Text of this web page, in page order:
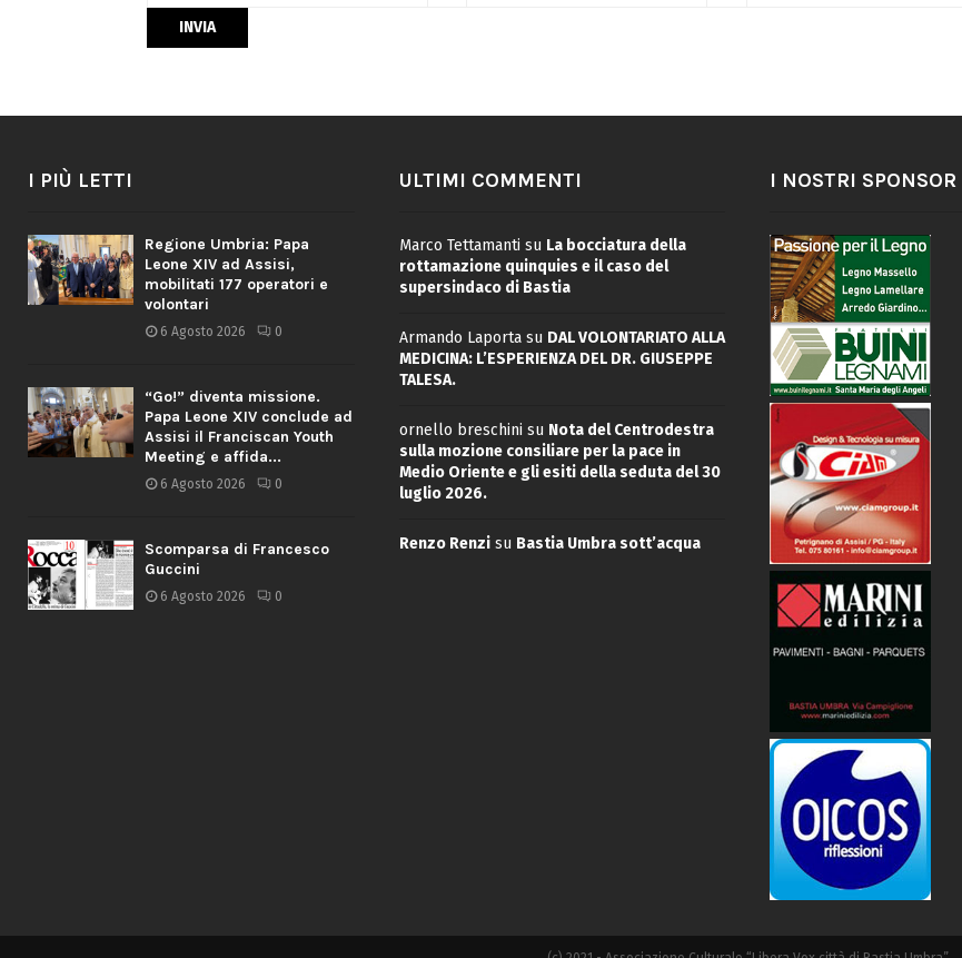
I PIÙ LETTI
Regione Umbria: Papa
Leone XIV ad Assisi,
mobilitati 177 operatori e
volontari
6 Agosto 2026 0
“Go!” diventa missione.
Papa Leone XIV conclude ad
Assisi il Franciscan Youth
Meeting e affida...
6 Agosto 2026 0
Scomparsa di Francesco
Guccini
6 Agosto 2026 0
ULTIMI COMMENTI
Marco Tettamanti su La bocciatura della
rottamazione quinquies e il caso del
supersindaco di Bastia
Armando Laportasu DAL VOLONTARIATO ALLA
MEDICINA: L’ESPERIENZA DEL DR. GIUSEPPE
TALESA.
ornello breschini su Nota del Centrodestra
sulla mozione consiliare per la pace in
Medio Oriente e gli esiti della seduta del 30
luglio 2026.
Renzo Renzisu Bastia Umbra sott’acqua
I NOSTRI SPONSOR